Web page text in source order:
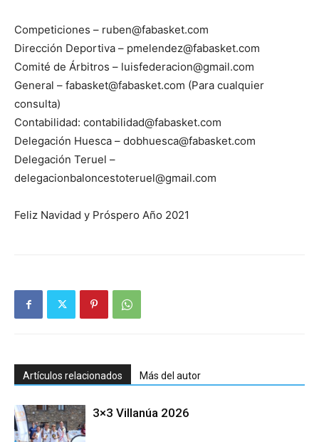
Competiciones – ruben@fabasket.com
Dirección Deportiva – pmelendez@fabasket.com
Comité de Árbitros – luisfederacion@gmail.com
General – fabasket@fabasket.com (Para cualquier
consulta)
Contabilidad: contabilidad@fabasket.com
Delegación Huesca – dobhuesca@fabasket.com
Delegación Teruel –
delegacionbaloncestoteruel@gmail.com
Feliz Navidad y Próspero Año 2021
Artículos relacionados Más del autor
3×3 Villanúa 2026